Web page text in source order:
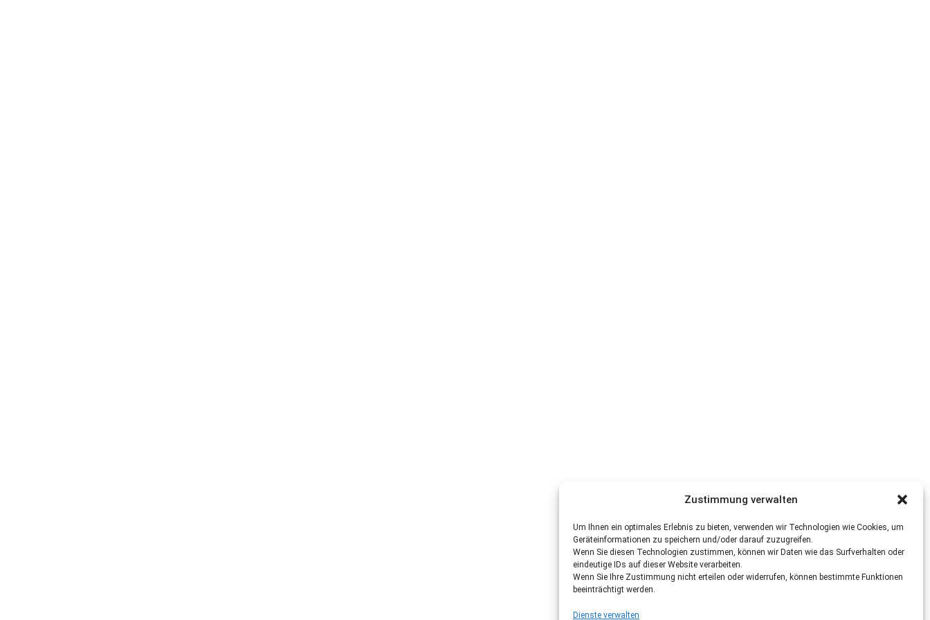
Zustimmung verwalten
Um Ihnen ein optimales Erlebnis zu bieten, verwenden wir Technologien wie Cookies, um
Geräteinformationen zu speichern und/oder darauf zuzugreifen.
Wenn Sie diesen Technologien zustimmen, können wir Daten wie das Surfverhalten oder
eindeutige IDs auf dieser Website verarbeiten.
Wenn Sie Ihre Zustimmung nicht erteilen oder widerrufen, können bestimmte Funktionen
beeinträchtigt werden.
Dienste verwalten